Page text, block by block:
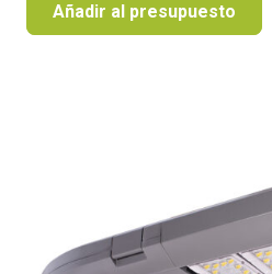
Añadir al presupuesto